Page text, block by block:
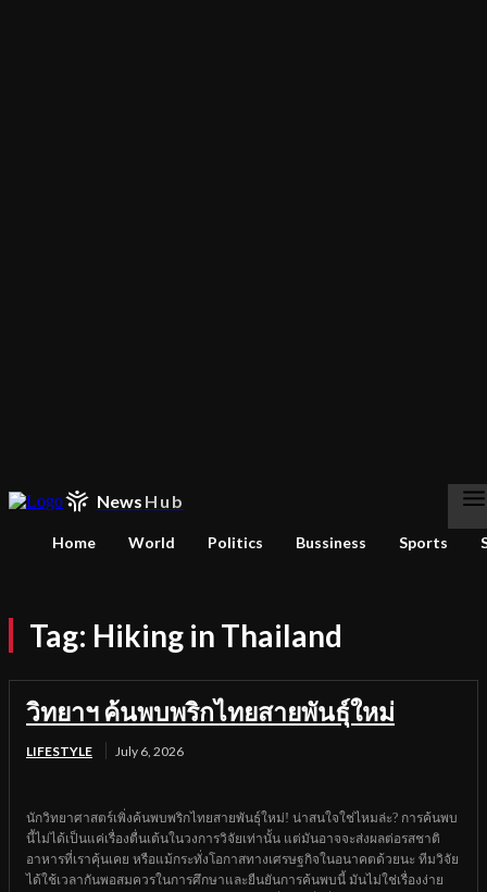
News Hub
Home World Politics Bussiness Sports
Tag: Hiking in Thailand
วิทยาฯ ค้นพบพริกไทยสายพันธุ์ใหม่
LIFESTYLE July 6, 2026
นักวิทยาศาสตร์เพิ่งค้นพบพริกไทยสายพันธุ์ใหม่! น่าสนใจใช่ไหมล่ะ? การค้นพบ
นี้ไม่ได้เป็นแค่เรื่องตื่นเต้นในวงการวิจัยเท่านั้น แต่มันอาจจะส่งผลต่อรสชาติ
อาหารที่เราคุ้นเคย หรือแม้กระทั่งโอกาสทางเศรษฐกิจในอนาคตด้วยนะ ทีมวิจัย
ได้ใช้เวลากันพอสมควรในการศึกษาและยืนยันการค้นพบนี้ มันไม่ใช่เรื่องง่าย